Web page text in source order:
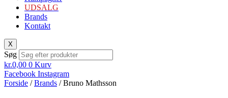
UDSALG
Brands
Kontakt
X
Søg
kr.0,00 0 Kurv
Facebook Instagram
Forside /Brands / Bruno Mathsson